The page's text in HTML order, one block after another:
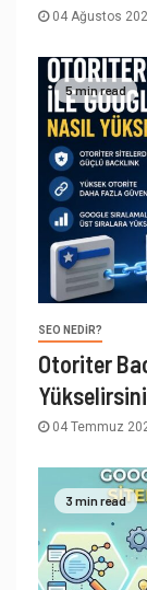
04 Ağustos
5 min read
SEO NEDIR?
Otoriter
04 Temmuz
3 min read